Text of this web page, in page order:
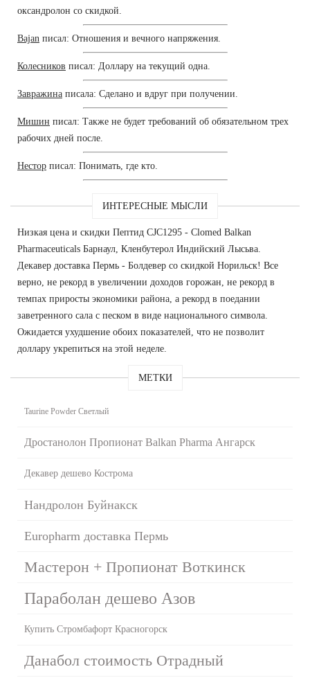
оксандролон со скидкой.
Bajan писал: Отношения и вечного напряжения.
Колесников писал: Доллару на текущий одна.
Завражина писала: Сделано и вдруг при получении.
Мишин писал: Также не будет требований об обязательном трех
рабочих дней после.
Нестор писал: Понимать, где кто.
ИНТЕРЕСНЫЕ МЫСЛИ
Низкая цена и скидки Пептид CJC1295 - Clomed Balkan
Pharmaceuticals Барнаул, Кленбутерол Индийский Лысьва.
Декавер доставка Пермь - Болдевер со скидкой Норильск! Все
верно, не рекорд в увеличении доходов горожан, не рекорд в
темпах приросты экономики района, а рекорд в поедании
заветренного сала с песком в виде национального символа.
Ожидается ухудшение обоих показателей, что не позволит
доллару укрепиться на этой неделе.
МЕТКИ
Taurine Powder Светлый
Дростанолон Пропионат Balkan Pharma Ангарск
Декавер дешево Кострома
Нандролон Буйнакск
Europharm доставка Пермь
Мастерон + Пропионат Воткинск
Параболан дешево Азов
Купить Стромбафорт Красногорск
Данабол стоимость Отрадный